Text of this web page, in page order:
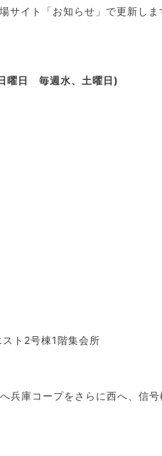
サイト「お知らせ」で更新しま
曜日 毎週水、土曜日)
ト2号棟1階集会所
兵庫コープをさらに西へ、信